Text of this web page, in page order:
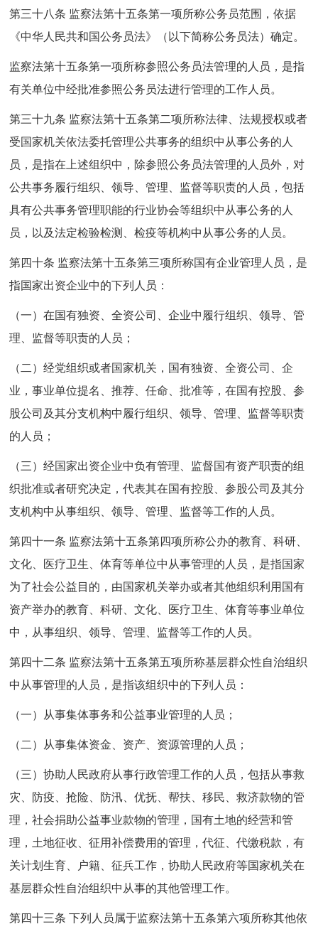
第三十八条 监察法第十五条第一项所称公务员范围，依据
《中华人民共和国公务员法》（以下简称公务员法）确定。
监察法第十五条第一项所称参照公务员法管理的人员，是指
有关单位中经批准参照公务员法进行管理的工作人员。
第三十九条 监察法第十五条第二项所称法律、法规授权或者
受国家机关依法委托管理公共事务的组织中从事公务的人
员，是指在上述组织中，除参照公务员法管理的人员外，对
公共事务履行组织、领导、管理、监督等职责的人员，包括
具有公共事务管理职能的行业协会等组织中从事公务的人
员，以及法定检验检测、检疫等机构中从事公务的人员。
第四十条 监察法第十五条第三项所称国有企业管理人员，是
指国家出资企业中的下列人员：
（一）在国有独资、全资公司、企业中履行组织、领导、管
理、监督等职责的人员；
（二）经党组织或者国家机关，国有独资、全资公司、企
业，事业单位提名、推荐、任命、批准等，在国有控股、参
股公司及其分支机构中履行组织、领导、管理、监督等职责
的人员；
（三）经国家出资企业中负有管理、监督国有资产职责的组
织批准或者研究决定，代表其在国有控股、参股公司及其分
支机构中从事组织、领导、管理、监督等工作的人员。
第四十一条 监察法第十五条第四项所称公办的教育、科研、
文化、医疗卫生、体育等单位中从事管理的人员，是指国家
为了社会公益目的，由国家机关举办或者其他组织利用国有
资产举办的教育、科研、文化、医疗卫生、体育等事业单位
中，从事组织、领导、管理、监督等工作的人员。
第四十二条 监察法第十五条第五项所称基层群众性自治组织
中从事管理的人员，是指该组织中的下列人员：
（一）从事集体事务和公益事业管理的人员；
（二）从事集体资金、资产、资源管理的人员；
（三）协助人民政府从事行政管理工作的人员，包括从事救
灾、防疫、抢险、防汛、优抚、帮扶、移民、救济款物的管
理，社会捐助公益事业款物的管理，国有土地的经营和管
理，土地征收、征用补偿费用的管理，代征、代缴税款，有
关计划生育、户籍、征兵工作，协助人民政府等国家机关在
基层群众性自治组织中从事的其他管理工作。
第四十三条 下列人员属于监察法第十五条第六项所称其他依